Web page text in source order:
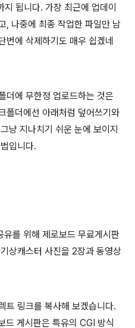
됩니다. 가장 최근에 업데이
, 나중에 최종 작업한 파일만 남
번에 삭제하기도 매우 쉽겠네
더에 무한정 업로드하는 것은
폴더에선 아래처럼 덮어쓰기와
냥 지나치기 쉬운 눈에 보이지
입니다.
를 위해 제로보드 무료게시판
상캐스터 사진을 2장과 동영상
트 링크를 복사해 보겠습니다.
드 게시판은 특유의 CGI 방식